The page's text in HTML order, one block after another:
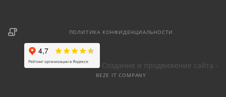
ПОЛИТИКА КОНФИДЕНЦИАЛЬНОСТИ
Создание и продвижение сайта -
BEZE IT COMPANY